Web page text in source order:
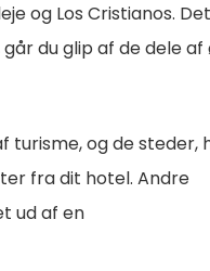
og Los Cristianos.
du glip af de dele af
turisme, og de steder,
fra dit hotel. Andre
ud af en